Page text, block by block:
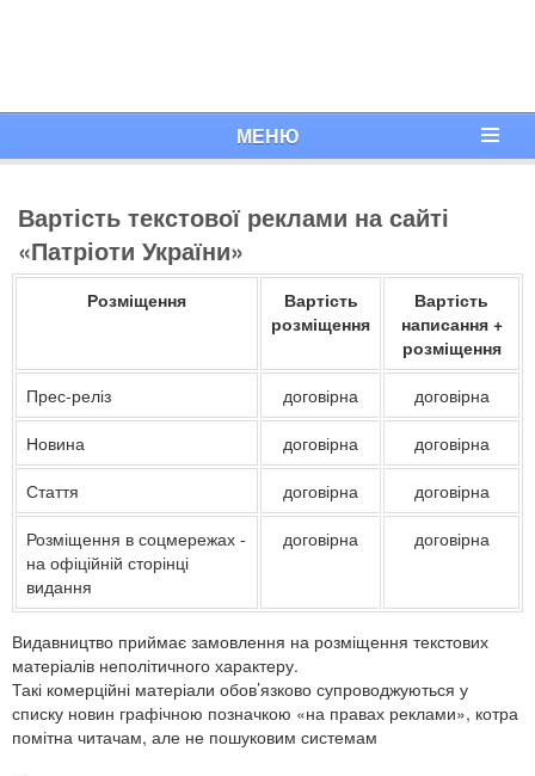
МЕНЮ
Вартість текстової реклами на сайті
«Патріоти України»
Розміщення
Вартість
розміщення
Вартість
написання +
розміщення
Прес-реліз
договірна
договірна
Новина
договірна
договірна
Стаття
договірна
договірна
Розміщення в соцмережах -
на офіційній сторінці
видання
договірна договірна
Видавництво приймає замовлення на розміщення текстових
матеріалів неполітичного характеру.
Такі комерційні матеріали обов’язково супроводжуються у
списку новин графічною позначкою «на правах реклами», котра
помітна читачам, але не пошуковим системам